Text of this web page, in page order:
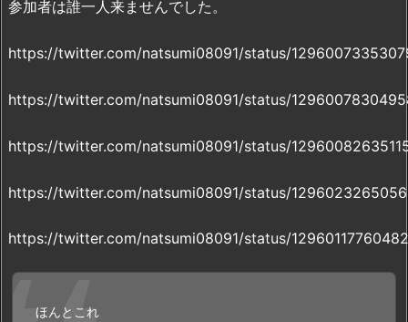
参加者は誰一人来ませんでした。
https://twitter.com/natsumi08091/status/
https://twitter.com/natsumi08091/status/
https://twitter.com/natsumi08091/status/
https://twitter.com/natsumi08091/status/
https://twitter.com/natsumi08091/status/
ほんとこれ